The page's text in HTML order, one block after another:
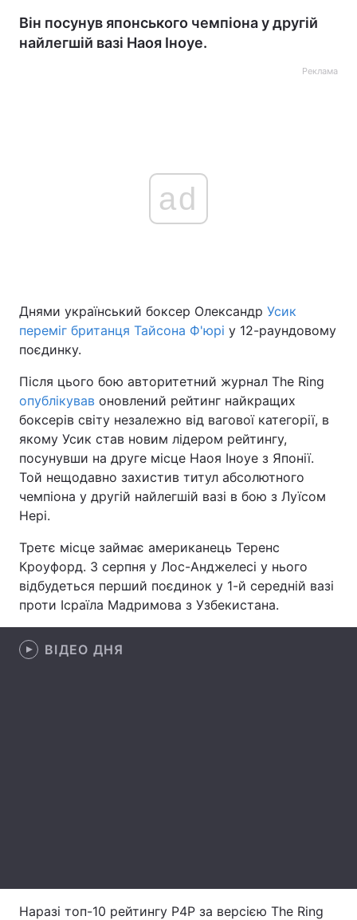
Головна Війна
Україна
Економіка Світ
Спорт Наука
Техно і зв'язок Лайт
Зброя Інциденти
Здоров'я
Цікавинки Погода
Екологія Регіони
Він посунув японського чемпіона у другій
найлегшій вазі Наоя Іноуе.
Реклама
ad
Днями український боксер Олександр Усик
переміг британця Тайсона Ф'юрі у 12-раундовому
поєдинку.
Після цього бою авторитетний журнал The Ring
опублікував оновлений рейтинг найкращих
боксерів світу незалежно від вагової категорії, в
якому Усик став новим лідером рейтингу,
посунувши на друге місце Наоя Іноуе з Японії.
Той нещодавно захистив титул абсолютного
чемпіона у другій найлегшій вазі в бою з Луїсом
Нері.
Третє місце займає американець Теренс
Кроуфорд. 3 серпня у Лос-Анджелесі у нього
відбудеться перший поєдинок у 1-й середній вазі
проти Ісраїла Мадримова з Узбекистана.
ВІДЕО ДНЯ
Наразі топ-10 рейтингу P4P за версією The Ring